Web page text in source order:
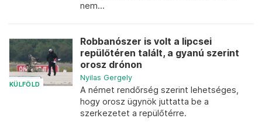
nem...
KÜLFÖLD
Robbanószer is volt a lipcsei
repülőtéren talált, a gyanú szerint
orosz drónon
Nyilas Gergely
A német rendőrség szerint lehetséges,
hogy orosz ügynök juttatta be a
szerkezetet a repülőtérre.